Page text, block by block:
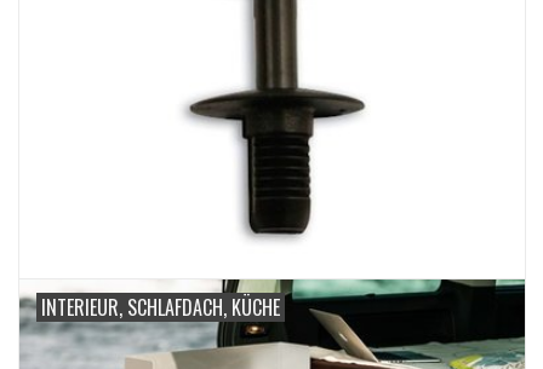
INTERIEUR, SCHLAFDACH, KÜCHE